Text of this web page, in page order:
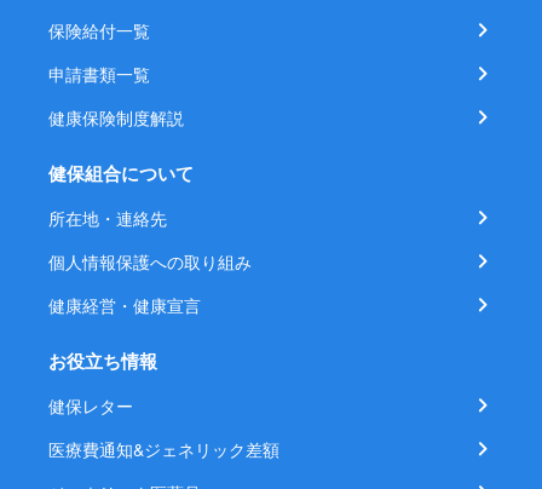
保険給付一覧
申請書類一覧
健康保険制度解説
健保組合について
所在地・連絡先
個人情報保護への取り組み
健康経営・健康宣言
お役立ち情報
健保レター
医療費通知&ジェネリック差額